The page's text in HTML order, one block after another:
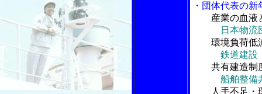
・団体代表の
産業の血液
日本物
環境負荷低
鉄道建設
共有建造制度
船舶整備
人手不足・環